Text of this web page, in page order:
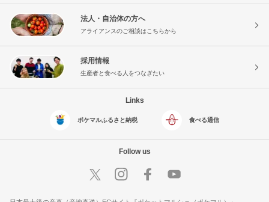
法人・自治体の方へ
アライアンスのご相談はこちらから
採用情報
生産者と食べる人をつなぎたい
Links
ポケマルふるさと納税 食べる通信
Follow us